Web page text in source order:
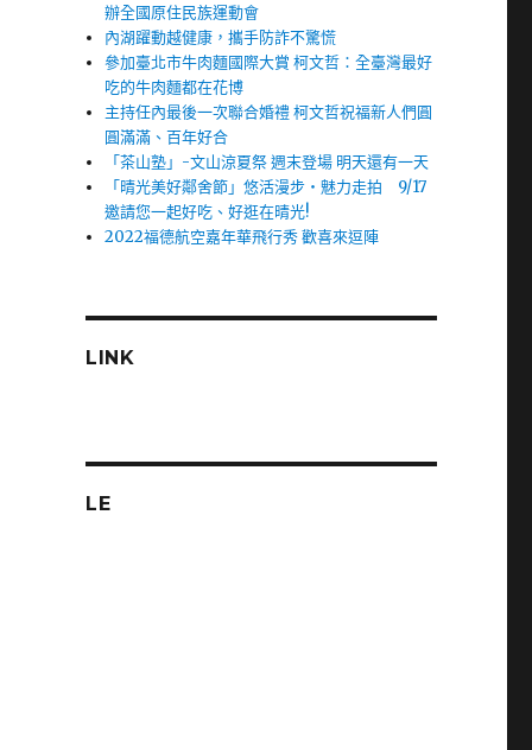
辦全國原住民族運動會
內湖躍動越健康，攜手防詐不驚慌
參加臺北市牛肉麵國際大賞 柯文哲：全臺灣最好
吃的牛肉麵都在花博
主持任內最後一次聯合婚禮 柯文哲祝福新人們圓
圓滿滿、百年好合
「茶山塾」-文山涼夏祭 週末登場 明天還有一天
「晴光美好鄰舍節」悠活漫步‧魅力走拍 9/17
邀請您一起好吃、好逛在晴光!
2022福德航空嘉年華飛行秀 歡喜來逗陣
LINK
LE